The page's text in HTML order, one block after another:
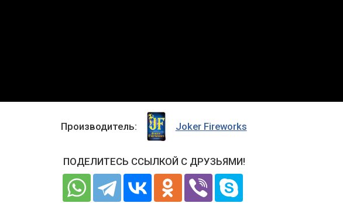
Производитель: Joker Fireworks
ПОДЕЛИТЕСЬ ССЫЛКОЙ С ДРУЗЬЯМИ!